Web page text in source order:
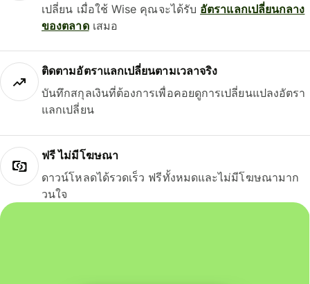
เปลี่ยน เมื่อใช้ Wise คุณจะได้รับ อัตราแลกเปลี่ยนกลาง
ของตลาดเสมอ
ติดตามอัตราแลกเปลี่ยนตามเวลาจริง
บันทึกสกุลเงินที่ต้องการเพื่อคอยดูการเปลี่ยนแปลงอัตรา
แลกเปลี่ยน
ฟรี ไม่มีโฆษณา
ดาวน์โหลดได้รวดเร็ว ฟรีทั้งหมดและไม่มีโฆษณามาก
วนใจ